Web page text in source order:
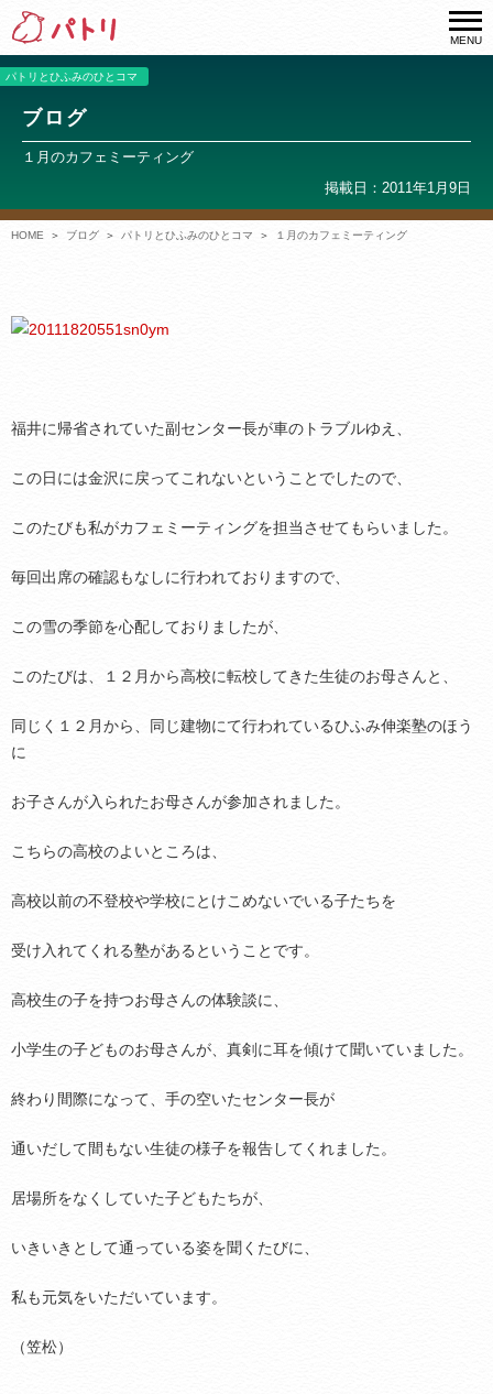
MENU
パトリとひふみのひとコマ
ブログ
１月のカフェミーティング
掲載日：2011年1月9日
HOME ブログ パトリとひふみのひとコマ １月のカフェミーティング
福井に帰省されていた副センター長が車のトラブルゆえ、
この日には金沢に戻ってこれないということでしたので、
このたびも私がカフェミーティングを担当させてもらいました。
毎回出席の確認もなしに行われておりますので、
この雪の季節を心配しておりましたが、
このたびは、１２月から高校に転校してきた生徒のお母さんと、
同じく１２月から、同じ建物にて行われているひふみ伸楽塾のほう
に
お子さんが入られたお母さんが参加されました。
こちらの高校のよいところは、
高校以前の不登校や学校にとけこめないでいる子たちを
受け入れてくれる塾があるということです。
高校生の子を持つお母さんの体験談に、
小学生の子どものお母さんが、真剣に耳を傾けて聞いていました。
終わり間際になって、手の空いたセンター長が
通いだして間もない生徒の様子を報告してくれました。
居場所をなくしていた子どもたちが、
いきいきとして通っている姿を聞くたびに、
私も元気をいただいています。
（笠松）